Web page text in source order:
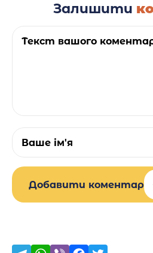
Залишити
Добавити коментар